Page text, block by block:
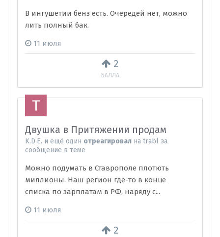
2
БАЛЛА
В ингушетии бенз есть. Очередей нет, можно
лить полный бак.
11 июля
2
Двушка в Притяжении продам
K.D.E. и ещё один отреагировал на trabl за
сообщение в теме
Можно подумать в Ставрополе плотють
миллионы. Наш регион где-то в конце
списка по зарплатам в РФ, наряду с...
11 июля